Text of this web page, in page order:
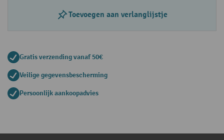
Toevoegen aan verlanglijstje
Gratis verzending vanaf 50€
Veilige gegevensbescherming
Persoonlijk aankoopadvies